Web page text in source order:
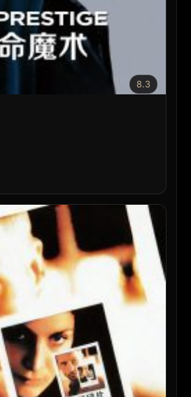
8.3